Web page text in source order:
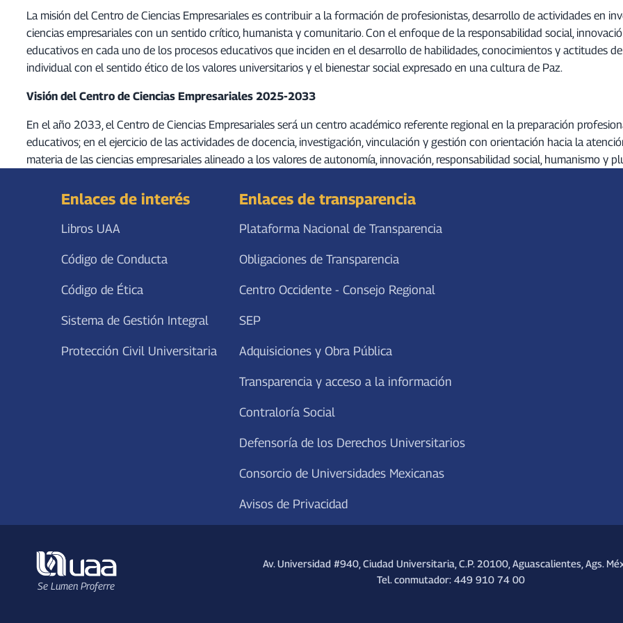
La misión del Centro de Ciencias Empresariales es contribuir a la formación de profesionistas, desarrollo de actividades en
ciencias empresariales con un sentido crítico, humanista y comunitario. Con el enfoque de la responsabilidad social,
educativos en cada uno de los procesos educativos que inciden en el desarrollo de habilidades, conocimientos y actitudes
individual con el sentido ético de los valores universitarios y el bienestar social expresado en una cultura de Paz.
Visión del Centro de Ciencias Empresariales 2025-2033
En el año 2033, el Centro de Ciencias Empresariales será un centro académico referente regional en la preparación
educativos; en el ejercicio de las actividades de docencia, investigación, vinculación y gestión con orientación hacia la
materia de las ciencias empresariales alineado a los valores de autonomía, innovación, responsabilidad social, humanismo y
Enlaces de interés
Libros UAA
Código de Conducta
Código de Ética
Sistema de Gestión Integral
Protección Civil Universitaria
Enlaces de transparencia
Plataforma Nacional de Transparencia
Obligaciones de Transparencia
Centro Occidente - Consejo Regional
SEP
Adquisiciones y Obra Pública
Transparencia y acceso a la información
Contraloría Social
Defensoría de los Derechos Universitarios
Consorcio de Universidades Mexicanas
Avisos de Privacidad
Se Lumen Proferre
Av. Universidad #940, Ciudad Universitaria, C.P. 20100, Aguascalientes, Ags.
Tel. conmutador: 449 910 74 00